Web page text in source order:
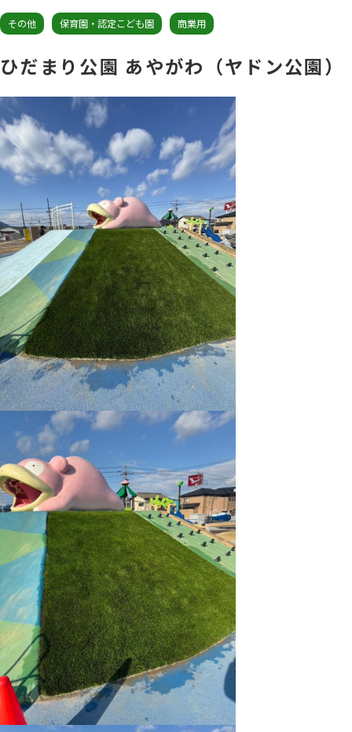
その他 保育園・認定こども園 商業用
ひだまり公園 あやがわ（ヤドン公園）